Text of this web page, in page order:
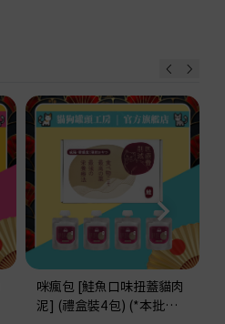
咪瘋包 [鮭魚口味扭蓋貓肉
泥] (禮盒裝4包) (*本批次